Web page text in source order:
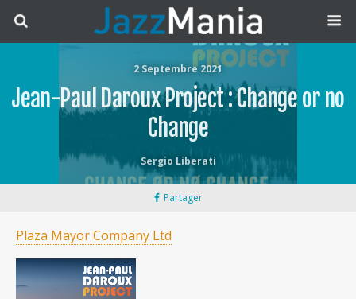
2 Septembre 2021
Jean-Paul Daroux Project : Change or no
Change
Sergio Liberati
Partager
Plaza Mayor Company Ltd